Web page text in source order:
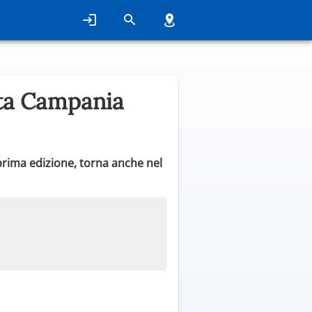
Campania
edizione, torna anche nel